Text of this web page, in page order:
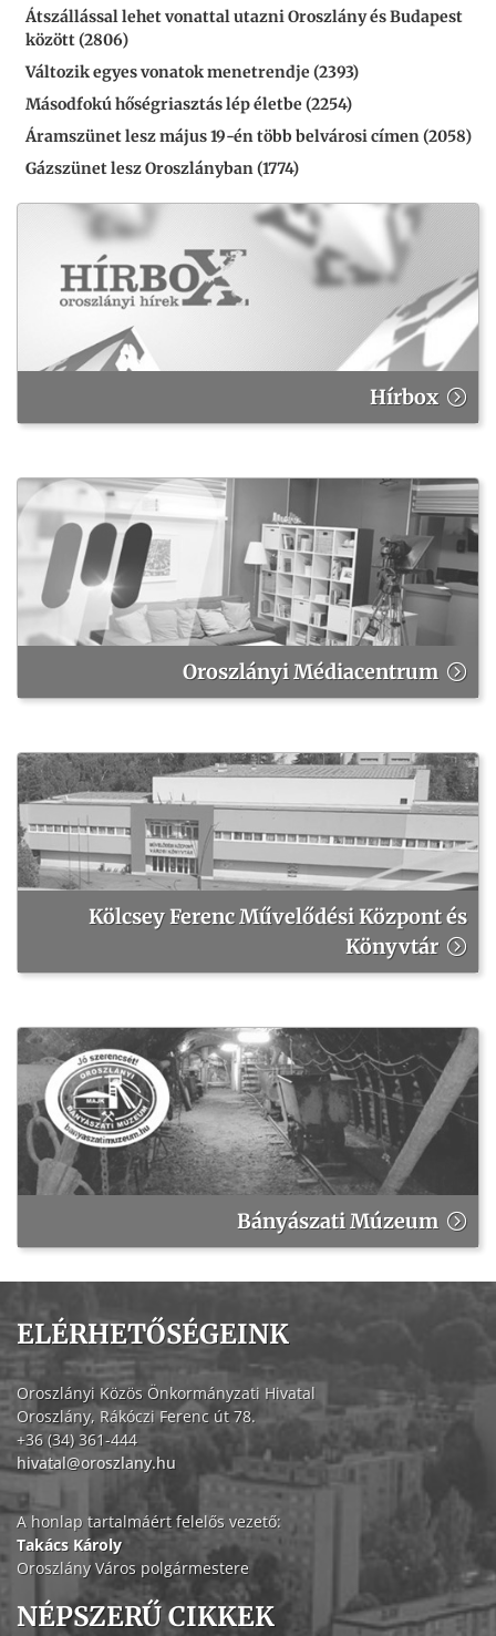
Átszállással lehet vonattal utazni Oroszlány és Budapest
között (2806)
Változik egyes vonatok menetrendje (2393)
Másodfokú hőségriasztás lép életbe (2254)
Áramszünet lesz május 19-én több belvárosi címen (2058)
Gázszünet lesz Oroszlányban (1774)
Hírbox
Oroszlányi Médiacentrum
Kölcsey Ferenc Művelődési Központ és
Könyvtár
Bányászati Múzeum
ELÉRHETŐSÉGEINK
Oroszlányi Közös Önkormányzati Hivatal
Oroszlány, Rákóczi Ferenc út 78.
+36 (34) 361-444
hivatal@oroszlany.hu
A honlap tartalmáért felelős vezető:
Takács Károly
Oroszlány Város polgármestere
NÉPSZERŰ CIKKEK